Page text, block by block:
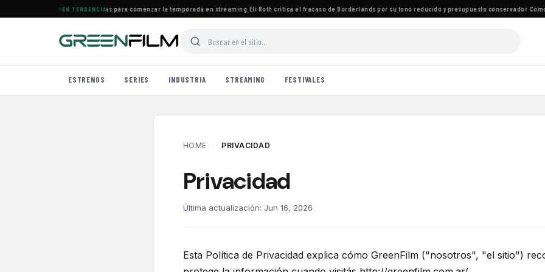
EN TENDENCIA
agosto: ocho series destacadas para comenzar la temporada en streaming·Eli Roth critica el fracaso de Borderlands por su tono reducido y presupuesto conservador·
ESTRENOS SERIES INDUSTRIA STREAMING FESTIVALES
HOME › PRIVACIDAD
Privacidad
Última actualización: Jun 16, 2026
Esta Política de Privacidad explica cómo GreenFilm ("nosotros", "el sitio") recolecta, usa y